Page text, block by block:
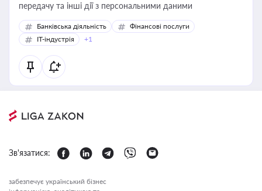
передачу та інші дії з персональними даними
Банківська діяльність
Фінансові послуги
IT-індустрія
+1
Зв'язатися:
забезпечує український бізнес